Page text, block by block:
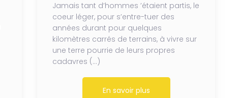
Jamais tant d’hommes ’étaient partis, le
coeur léger, pour s’entre-tuer des
années durant pour quelques
kilomètres carrés de terrains, à vivre sur
une terre pourrie de leurs propres
cadavres (…)
En savoir plus